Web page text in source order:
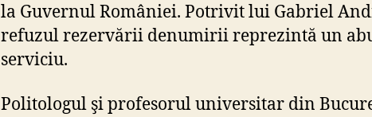
la Guvernul României. Potrivit lui Gabriel
refuzul rezervării denumirii reprezintă un
serviciu.
Politologul şi profesorul universitar din